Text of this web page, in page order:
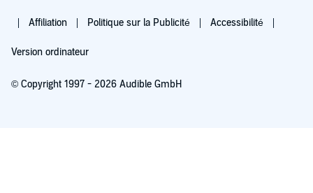
Affiliation Politique sur la Publicité Accessibilité
Version ordinateur
© Copyright 1997 - 2026 Audible GmbH